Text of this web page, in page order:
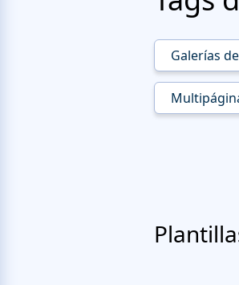
Galerías